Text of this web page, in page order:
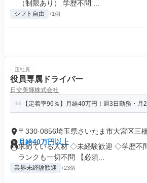
（制限あり） 学歴不問 ...
シフト自由 +1個
正社員
役員専属ドライバー
日交美輝株式会社
【定着率96％】月給40万円！週3日勤務・月
〒330-0856埼玉県さいたま市大宮区三
月給40万円以上
求めている人材 ◇未経験歓迎 ◇学歴不
ランクも一切不問 【必須...
業界未経験歓迎 +23個